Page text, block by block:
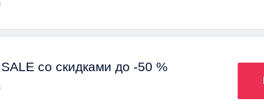
со скидками до -50 %